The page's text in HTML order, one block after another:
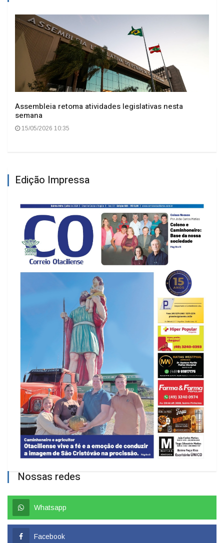
Assembleia retoma atividades legislativas nesta
semana
15/05/2026 10:35
Edição Impressa
Nossas redes
Whatsapp
Facebook